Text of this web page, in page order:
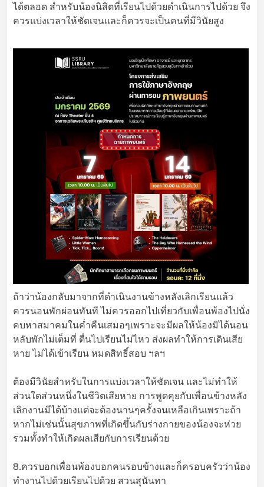
ได้ตลอด สำหรับน้องนิสิตที่เรียนไปด้วยดำเนินการไปด้วย จึง
ควรแบ่งเวลาให้ชัดเจนและก็ควรจะเป็นคนที่มีวินัยสูง
ถ้าว่าน้องกลับมาจากที่ดำเนินงานข้างหลังเลิกเรียนแล้ว
ควรนอนพักผ่อนทันที ไม่ควรออกไปเที่ยวกับเพื่อนพ้องไปนั่ง
คบหาสมาคมในค่ำคืนเสมอๆเพราะจะมีผลให้น้องมิได้นอน
หลับพักไม่เต็มที่ ตื่นไปเรียนไม่ไหว ส่งผลทำให้การเดินเสีย
หาย ไม่ได้เข้าเรียน หมดสิทธิ์สอบ ฯลฯ
ต้องมีวินัยสำหรับในการแบ่งเวลาให้ชัดเจน และไม่ทำให้
ส่วนใดส่วนหนึ่งในชีวิตเสียหาย การพูดคุยกับเพื่อนข้างหลัง
เลิกงานมีได้บ้างแต่จะต้องนานๆครั้งจนเหลือเกินเพราะถ้า
หากไม่เช่นนั้นสุขภาพที่เกิดขึ้นกับร่างกายของน้องจะห่วย
รวมทั้งทำให้เกิดผลเสียกับการเรียนด้วย
8.ควรบอกเพื่อนพ้องบอกคนรอบข้างและก็ครอบครัวว่าน้อง
ทำงานไปด้วยเรียนไปด้วย สวนสุนันทา